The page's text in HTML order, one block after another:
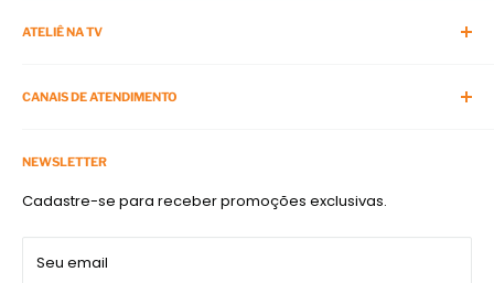
APP da African Artesanato
Cursos Presenciais
Política de Reembolso
ATELIÊ NA TV
Viagens com Artesanato
Acompanhe e siga
NEWSLETTER
Cadastre-se para receber promoções exclusivas.
Seu email
CANAIS DE ATENDIMENTO
E-mail:atendimento@africanart.com.br
Endereço:Rua Turiassu, 1267, Perdizes, São Paulo, SP. CEP:
05005-001